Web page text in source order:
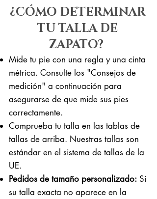
¿CÓMO DETERMINAR
TU TALLA DE
ZAPATO?
Mide tu pie con una regla y una cinta
métrica. Consulte los "Consejos de
medición" a continuación para
asegurarse de que mide sus pies
correctamente. ​​
Comprueba tu talla en las tablas de
tallas de arriba. Nuestras tallas son
estándar en el sistema de tallas de la
UE.
Pedidos de tamaño personalizado: Si
su talla exacta no aparece en la